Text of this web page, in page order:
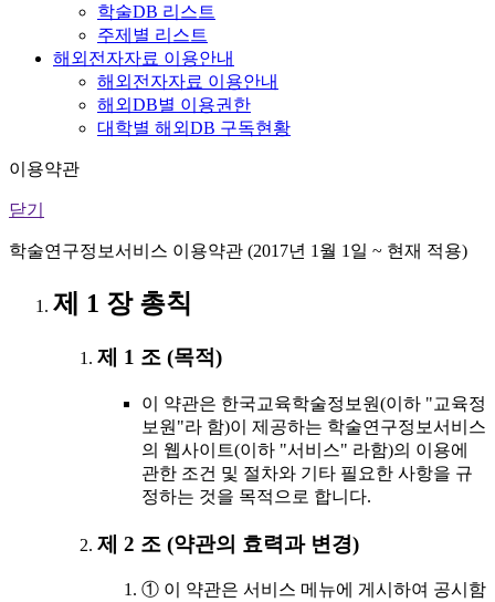
학술DB 리스트
주제별 리스트
해외전자자료 이용안내
해외전자자료 이용안내
해외DB별 이용권한
대학별 해외DB 구독현황
이용약관
닫기
학술연구정보서비스 이용약관 (2017년 1월 1일 ~ 현재 적용)
제 1 장 총칙
제 1 조 (목적)
이 약관은 한국교육학술정보원(이하 "교육정
보원"라 함)이 제공하는 학술연구정보서비스
의 웹사이트(이하 "서비스" 라함)의 이용에
관한 조건 및 절차와 기타 필요한 사항을 규
정하는 것을 목적으로 합니다.
제 2 조 (약관의 효력과 변경)
① 이 약관은 서비스 메뉴에 게시하여 공시함